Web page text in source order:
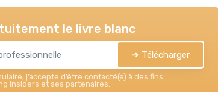
le livre blanc
➔ Télécharger
j’accepte d’être contacté(e) à des fins
Insiders et ses partenaires.